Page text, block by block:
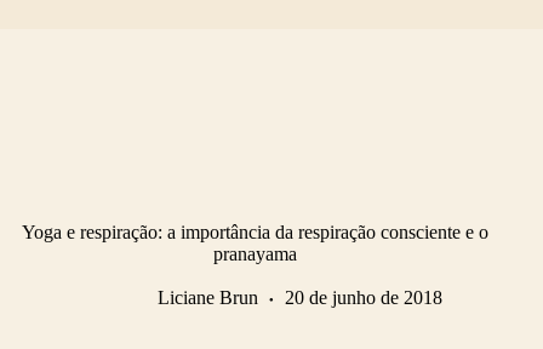
Yoga e respiração: a importância da respiração consciente e o
pranayama
Liciane Brun 20 de junho de 2018